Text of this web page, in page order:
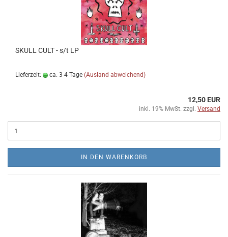
SKULL CULT - s​/​t LP
Lieferzeit: ca. 3-4 Tage (Ausland abweichend)
12,50 EUR
inkl. 19% MwSt. zzgl. Versand
IN DEN WARENKORB